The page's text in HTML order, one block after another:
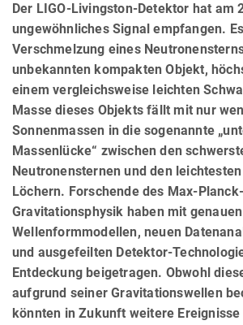
Der LIGO-Livingston-Detektor hat am
ungewöhnliches Signal empfangen.
Verschmelzung eines
unbekannten kompakten Objekt,
einem vergleichsweise leichten
Masse dieses Objekts fällt mit nur
Sonnenmassen in die sogenannte
Massenlücke“ zwischen den
Neutronensternen und den
Löchern. Forschende des Max-
Gravitationsphysik haben mit genauen
Wellenformmodellen, neuen
und ausgefeilten Detektor-
Entdeckung beigetragen. Obwohl
aufgrund seiner Gravitationswellen
könnten in Zukunft weitere